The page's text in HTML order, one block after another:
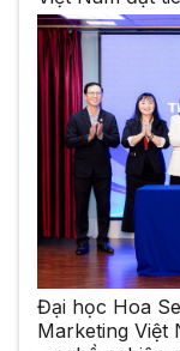
Đại học Hoa
Marketing Việt